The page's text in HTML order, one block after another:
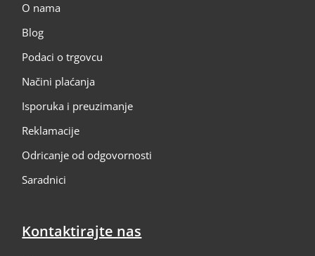
O nama
Blog
Podaci o trgovcu
Načini plaćanja
Isporuka i preuzimanje
Reklamacije
Odricanje od odgovornosti
Saradnici
Kontaktirajte nas